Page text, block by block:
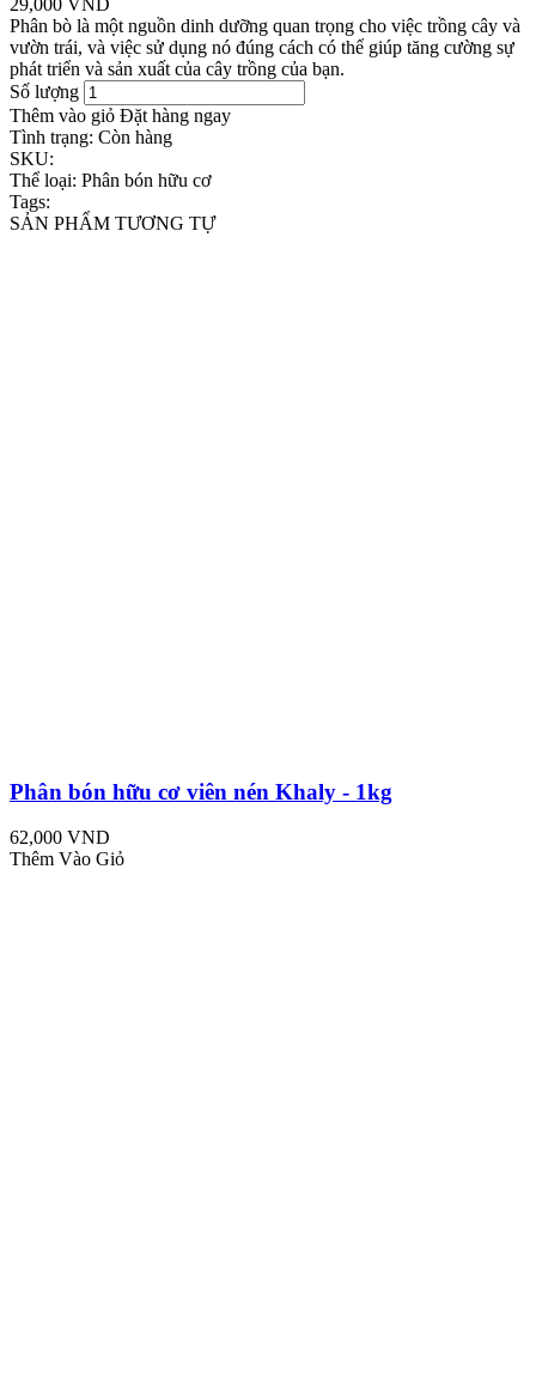
Phân bò là một nguồn dinh dưỡng quan trọng cho việc trồng cây và
vườn trái, và việc sử dụng nó đúng cách có thể giúp tăng cường sự
phát triển và sản xuất của cây trồng của bạn.
Số lượng
Thêm vào giỏ Đặt hàng ngay
Tình trạng: Còn hàng
SKU:
Thể loại: Phân bón hữu cơ
Tags:
SẢN PHẨM TƯƠNG TỰ
Phân bón hữu cơ viên nén Khaly - 1kg
62,000 VND
Thêm Vào Giỏ